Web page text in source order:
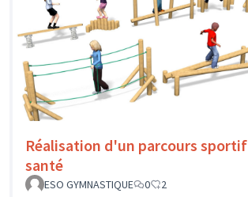
Réalisation d'un parcours sportif
santé
ESO GYMNASTIQUE
0 2